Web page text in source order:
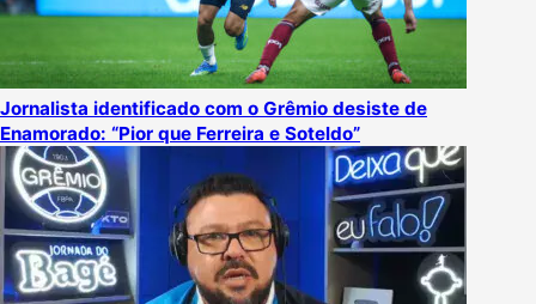
Jornalista identificado com o Grêmio desiste de
Enamorado: “Pior que Ferreira e Soteldo”